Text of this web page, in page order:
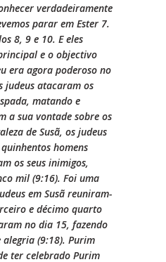
verdadeiramente
parar em Ester 7.
8, 9 e 10. E eles
e o objectivo
era agora poderoso no
judeus atacaram os
matando e
a sua vontade sobre os
de Susã, os judeus
homens
os seus inimigos,
mil (9:16). Foi uma
em Susã reuniram-
e décimo quarto
no dia 15, fazendo
alegria (9:18). Purim
ter celebrado Purim